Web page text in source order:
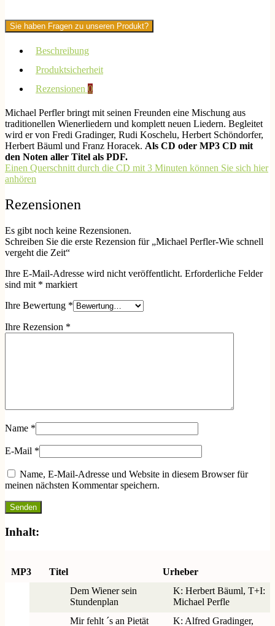
Sie haben Fragen zu unseren Produkt?
Beschreibung
Produktsicherheit
Rezensionen 0
Michael Perfler bringt mit seinen Freunden eine Mischung aus
traditionellen Wienerliedern und komplett neuen Liedern. Begleitet
wird er von Fredi Gradinger, Rudi Koschelu, Herbert Schöndorfer,
Herbert Bäuml und Franz Horacek. Als CD oder MP3 CD mit
den Noten aller Titel als PDF.
Einen Querschnitt durch die CD mit 3 Minuten können Sie sich hier
anhören
Rezensionen
Es gibt noch keine Rezensionen.
Schreiben Sie die erste Rezension für „Michael Perfler-Wie schnell
vergeht die Zeit“
Ihre E-Mail-Adresse wird nicht veröffentlicht. Erforderliche Felder
sind mit * markiert
Ihre Bewertung *
Ihre Rezension *
Name *
E-Mail *
Name, E-Mail-Adresse und Website in diesem Browser für
meinen nächsten Kommentar speichern.
Inhalt:
MP3 Titel
Urheber
Dem Wiener sein
Stundenplan
K: Herbert Bäuml, T+I:
Michael Perfle
Mir fehlt ´s an Pietät
K: Alfred Gradinger,